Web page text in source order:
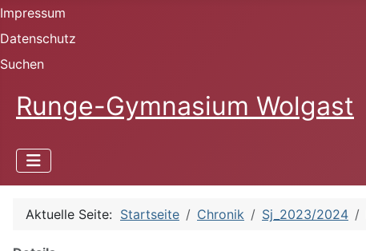
Impressum
Datenschutz
Suchen
Runge-Gymnasium Wolgast
Aktuelle Seite: Startseite Chronik Sj_2023/2024